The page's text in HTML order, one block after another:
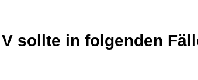
sollte in folgenden